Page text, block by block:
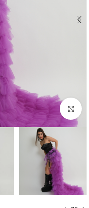
תַּפְרִיט
הֵנְּגִישׁוּת
Click to enlarge